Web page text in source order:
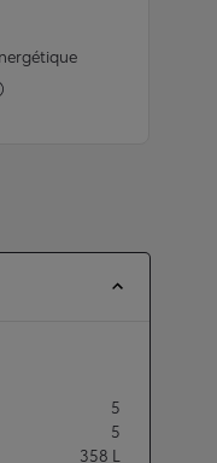
5
5
358 L